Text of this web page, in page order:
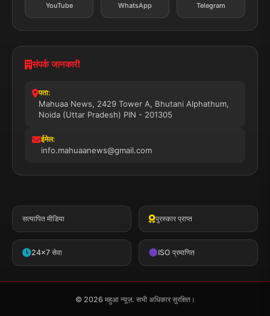
YouTube WhatsApp Telegram
संपर्क जानकारी
पता:
Mahuaa News, 2429 Tower A, Bhutani Alphathum,
Noida (Uttar Pradesh) PIN - 201305
ईमेल:
info.mahuaanews@gmail.com
सत्यापित मीडिया पुरस्कार प्राप्त
24x7 सेवा ISO प्रमाणित
© 2026 महुआ न्यूज़. सभी अधिकार सुरक्षित।